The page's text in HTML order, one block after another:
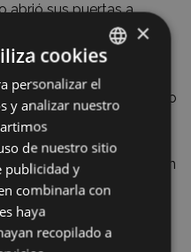
abrió sus puertas a
autora del libro
calcula que
allí». Esos bebés,
más o menos tiempo
El objetivo
«era encontrar
Principalmente eran
donde crecían junto a
casos, regresaban
Errukietxea».
BASQUE
SPANISH
×
cookies
personalizar el
y analizar nuestro
de nuestro sitio
publicidad y
combinarla con
haya
recopilado a